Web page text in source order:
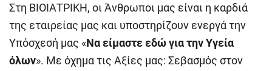
Στη ΒΙΟΙΑΤΡΙΚΗ, οι Άνθρωποι μας είναι η καρδιά
της εταιρείας μας και υποστηρίζουν ενεργά την
Υπόσχεσή μας «Να είμαστε εδώ για την Υγεία
όλων». Με όχημα τις Αξίες μας: Σεβασμός στον